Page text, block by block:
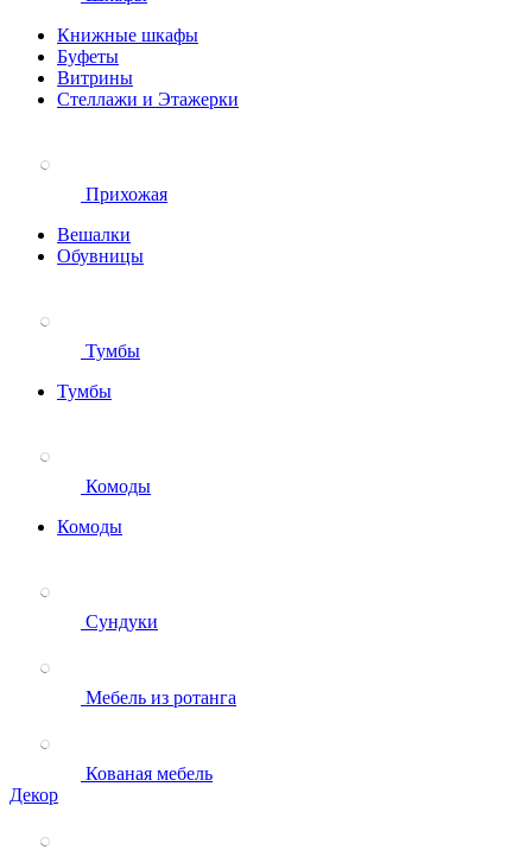
Книжные шкафы
Буфеты
Витрины
Стеллажи и Этажерки
Прихожая
Вешалки
Обувницы
Тумбы
Тумбы
Комоды
Комоды
Сундуки
Мебель из ротанга
Кованая мебель
Декор